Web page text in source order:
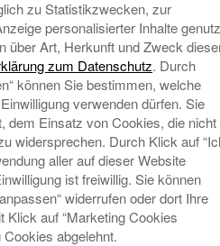
verdienst. Schließlich
haben. Doch neben
sehr attraktiv sein können –
kann dein Chef dir das
steuer- und abgabenfrei.
Steuern und Abgaben gezahlt
als sogenannte
zu Statistikzwecken, zur
personalisierter Inhalte
über Art, Herkunft und Zweck
zum Datenschutz. Durch
können Sie bestimmen, welche
verwenden dürfen. Sie
dem Einsatz von Cookies, die nicht
widersprechen. Durch Klick auf
aller auf dieser Website
ist freiwillig. Sie können
widerrufen oder dort Ihre
Klick auf “Marketing Cookies
abgelehnt.